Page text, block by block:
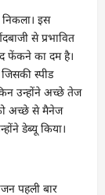
इस
से प्रभावित
फेंकने का दम है।
स्पीड
उन्होंने अच्छे तेज
अच्छे से मैनेज
डेब्यू किया।
पहली बार